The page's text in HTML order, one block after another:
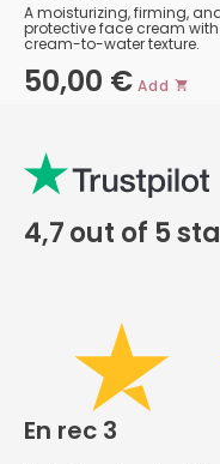
A moisturizing, firming,
protective face cream
cream-to-water texture.
50,00 € Add
4,7out of 5
En rec 3